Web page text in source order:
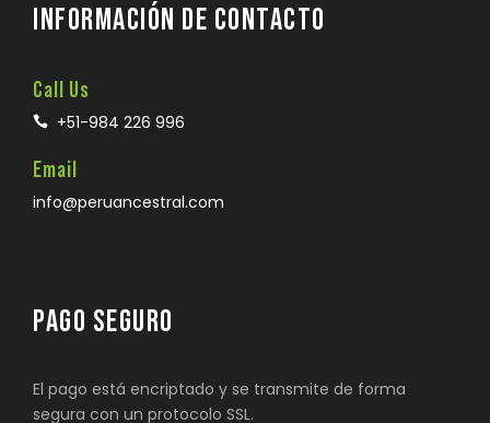
INFORMACIÓN DE CONTACTO
Call Us
+51-984 226 996
Email
info@peruancestral.com
PAGO SEGURO
El pago está encriptado y se transmite de forma
segura con un protocolo SSL.